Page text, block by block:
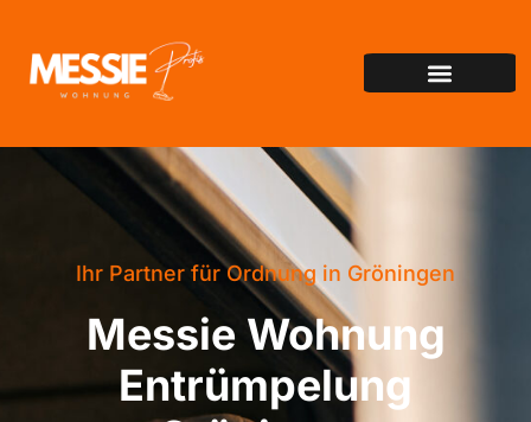
Ihr Partner für Ordnung in Gröningen
Messie Wohnung
Entrümpelung